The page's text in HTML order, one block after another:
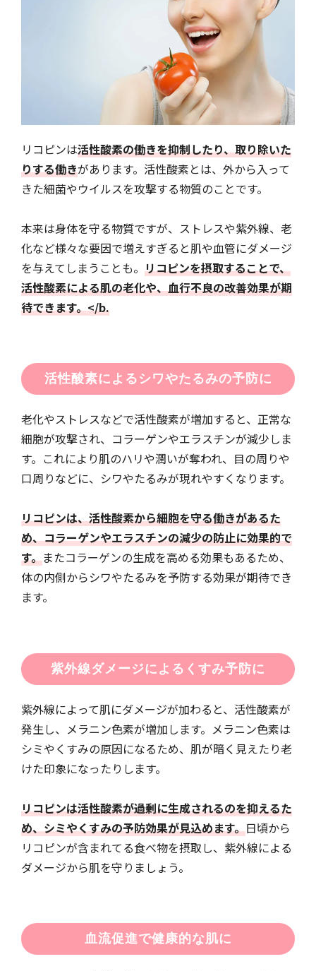
リコピンは活性酸素の働きを抑制したり、取り除いた
りする働きがあります。活性酸素とは、外から入って
きた細菌やウイルスを攻撃する物質のことです。
本来は身体を守る物質ですが、ストレスや紫外線、老
化など様々な要因で増えすぎると肌や血管にダメージ
を与えてしまうことも。 リコピンを摂取することで、
活性酸素による肌の老化や、血行不良の改善効果が期
待できます。</b.
活性酸素によるシワやたるみの予防に
老化やストレスなどで活性酸素が増加すると、正常な
細胞が攻撃され、コラーゲンやエラスチンが減少しま
す。これにより肌のハリや潤いが奪われ、目の周りや
口周りなどに、シワやたるみが現れやすくなります。
リコピンは、活性酸素から細胞を守る働きがあるた
め、コラーゲンやエラスチンの減少の防止に効果的で
す。またコラーゲンの生成を高める効果もあるため、
体の内側からシワやたるみを予防する効果が期待でき
ます。
紫外線ダメージによるくすみ予防に
紫外線によって肌にダメージが加わると、活性酸素が
発生し、メラニン色素が増加します。メラニン色素は
シミやくすみの原因になるため、肌が暗く見えたり老
けた印象になったりします。
リコピンは活性酸素が過剰に生成されるのを抑えるた
め、シミやくすみの予防効果が見込めます。日頃から
リコピンが含まれてる食べ物を摂取し、紫外線による
ダメージから肌を守りましょう。
血流促進で健康的な肌に